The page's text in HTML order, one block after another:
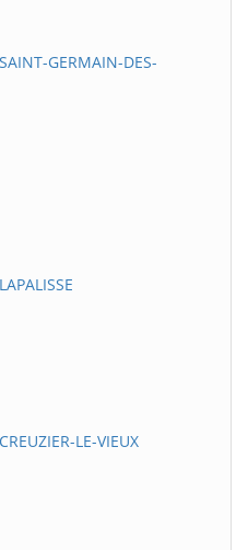
GERMAIN-DES-
LE-VIEUX